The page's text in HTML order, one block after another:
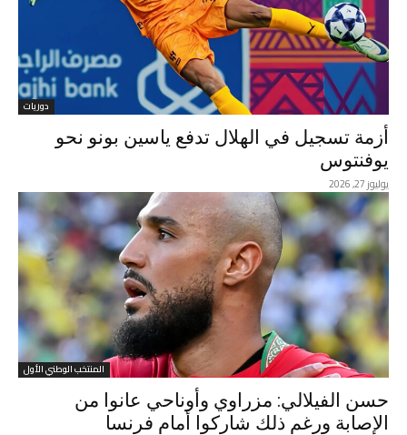
دوريات
أزمة تسجيل في الهلال تدفع ياسين بونو نحو
يوفنتوس
يوليوز 27, 2026
المنتخب الوطني الأول
حسن الفيلالي: مزراوي وأوناحي عانوا من
الإصابة ورغم ذلك شاركوا أمام فرنسا